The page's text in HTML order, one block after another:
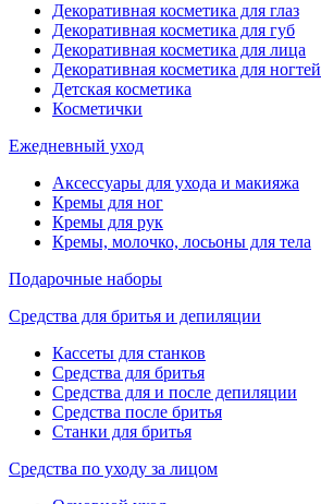
Декоративная косметика для глаз
Декоративная косметика для губ
Декоративная косметика для лица
Декоративная косметика для ногтей
Детская косметика
Косметички
Ежедневный уход
Аксессуары для ухода и макияжа
Кремы для ног
Кремы для рук
Кремы, молочко, лосьоны для тела
Подарочные наборы
Средства для бритья и депиляции
Кассеты для станков
Средства для бритья
Средства для и после депиляции
Средства после бритья
Станки для бритья
Средства по уходу за лицом